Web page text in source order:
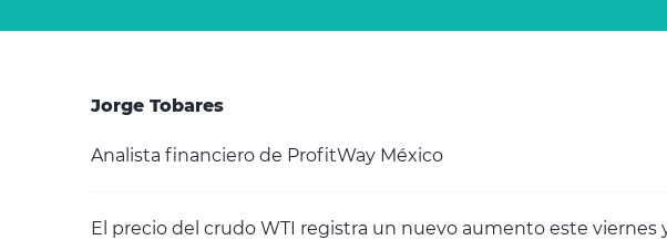
Jorge Tobares
Analista financiero de ProfitWay México
El precio del crudo WTI registra un nuevo aumento este viernes